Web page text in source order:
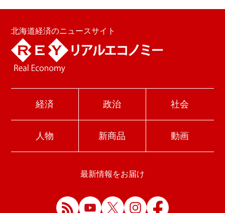
北海道経済のニュースサイト
経済 政治 社会
人物 新商品 動画
最新情報をお届け